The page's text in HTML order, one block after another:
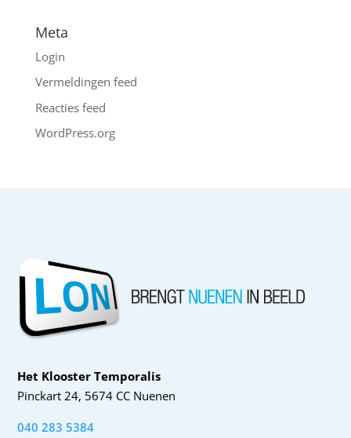
Meta
Login
Vermeldingen feed
Reacties feed
WordPress.org
Het Klooster Temporalis
Pinckart 24, 5674 CC Nuenen
040 283 5384